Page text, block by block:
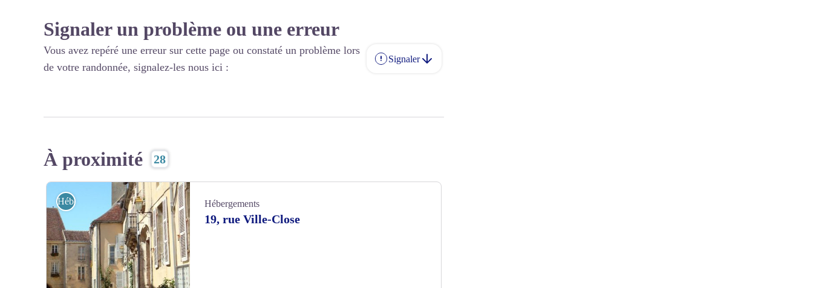
Signaler un problème ou une erreur
Vous avez repéré une erreur sur cette page ou constaté un problème lors
de votre randonnée, signalez-les nous ici :
Signaler
À proximité 28
Hébergements Hébergements
19, rue Ville-Close